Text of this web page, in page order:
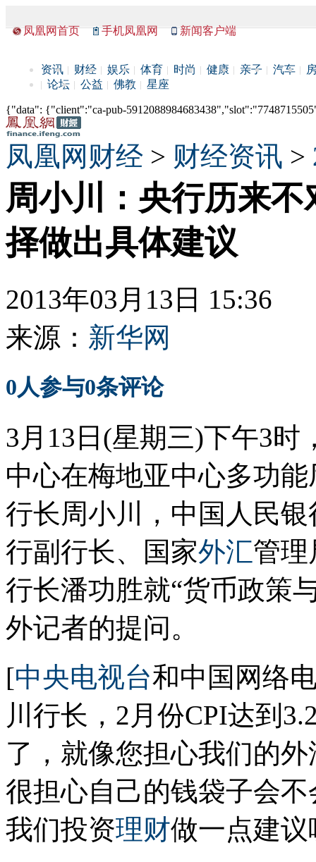
凤凰网首页 手机凤凰网 新闻客户端
资讯 财经 娱乐 体育 时尚 健康 亲子 汽车
论坛
公益 佛教 星座
{"data": {"client":"ca-pub-
凤凰网财经 > 财经资讯 >
周小川：央行历来不
择做出具体建议
2013年03月13日 15:36
来源： 新华网
0人参与0条评论
3月13日(星期三)下午3
中心在梅地亚中心多功
行长周小川，中国人民
行副行长、国家外汇管理
行长潘功胜就“货币政策
外记者的提问。
[中央电视台和中国网络
川行长，2月份CPI达到
了，就像您担心我们的
很担心自己的钱袋子会
我们投资理财做一点建